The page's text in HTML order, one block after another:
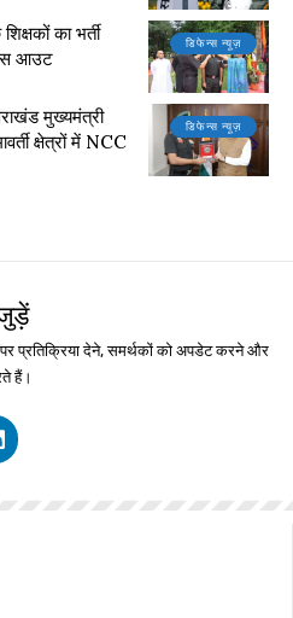
डिफेन्स न्यूज़
का भर्ती
आउट
डिफेन्स न्यूज़
मुख्यमंत्री
क्षेत्रों में NCC
पर प्रतिक्रिया देने, समर्थकों को अपडेट करने और
हैं।